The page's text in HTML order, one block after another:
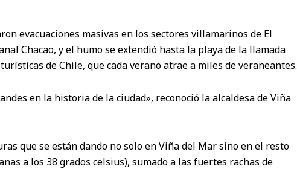
evacuaciones masivas en los sectores villamarinos de El
Chacao, y el humo se extendió hasta la playa de la llamada
de Chile, que cada verano atrae a miles de veraneantes.
en la historia de la ciudad», reconoció la alcaldesa de Viña
que se están dando no solo en Viña del Mar sino en el resto
a los 38 grados celsius), sumado a las fuertes rachas de